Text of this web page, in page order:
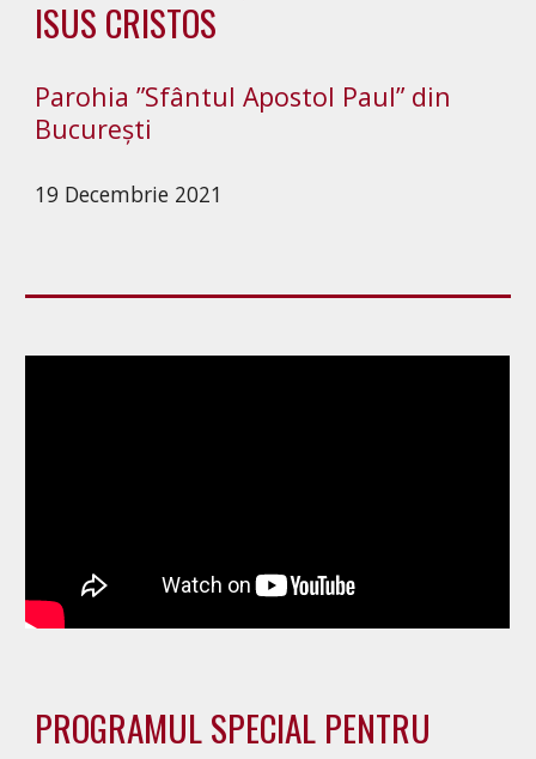
ISUS CRISTOS
Parohia ”Sfântul Apostol Paul” din
București
19 Decembrie 2021
PROGRAMUL SPECIAL PENTRU